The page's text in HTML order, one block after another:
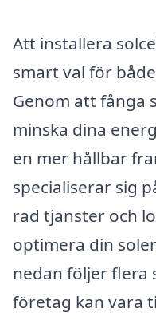
Att installera
smart val för
Genom att fånga
minska dina
en mer hållbar
specialiserar sig
rad tjänster och
optimera din
nedan följer flera
företag kan vara